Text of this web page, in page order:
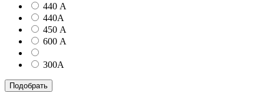
440 А
440А
450 А
600 А
300А
Подобрать